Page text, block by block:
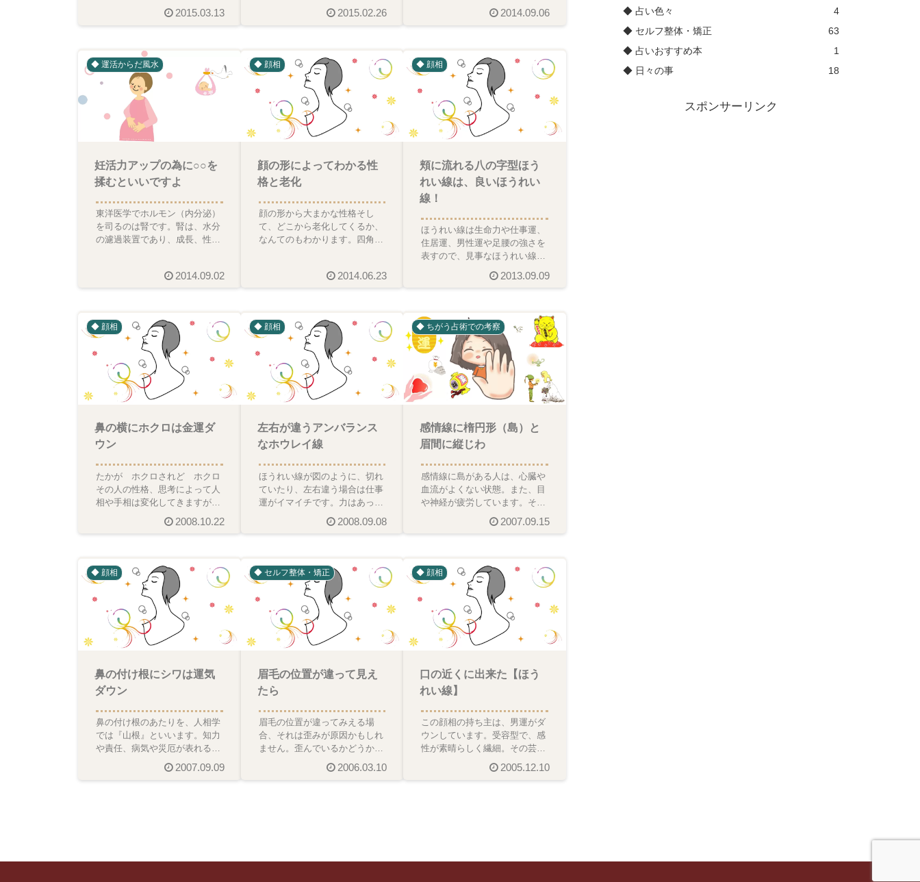
塚久美子社長が、記者会見をし
ていました。そのお顔を拝見し
2015.03.13
が現れます。命宮の色艶が良い
と、仕事運、恋愛運、金運
2015.02.26
すぎもせず、下に向かって広が
る八の字型が良相。金庫で
2014.09.06
◆ 運活からだ風水
妊活力アップの為に○○を
揉むといいですよ
東洋医学でホルモン（内分泌）
を司るのは腎です。腎は、水分
の濾過装置であり、成長、性機
2014.09.02
◆ 顔相
顔の形によってわかる性
格と老化
顔の形から大まかな性格そし
て、どこから老化してくるか、
なんてのもわかります。四角い
2014.06.23
◆ 顔相
頬に流れる八の字型ほう
れい線は、良いほうれい
線！
ほうれい線は生命力や仕事運、
住居運、男性運や足腰の強さを
表すので、見事なほうれい線は
大事にしたいもの。見事な良相
のほうれい線の一つは、頬
2013.09.09
◆ 顔相
鼻の横にホクロは金運ダ
ウン
たかが ホクロされど ホクロ
その人の性格、思考によって人
相や手相は変化してきますが、
ホクロも変化するのだなと、子
供の顔を見ていて改めて感
2008.10.22
◆ 顔相
左右が違うアンバランス
なホウレイ線
ほうれい線が図のように、切れ
ていたり、左右違う場合は仕事
運がイマイチです。力はあって
も、中々評価を受けられず、不
満が溜まりがちです。また
2008.09.08
◆ ちがう占術での考察
感情線に楕円形（島）と
眉間に縦じわ
感情線に島がある人は、心臓や
血流がよくない状態。また、目
や神経が疲労しています。そ
れ、プラス眉間に縦線が刻まれ
ていたら、血の流れや心臓に
2007.09.15
◆ 顔相
鼻の付け根にシワは運気
ダウン
鼻の付け根のあたりを、人相学
では『山根』といいます。知力
や責任、病気や災厄が表れる所
（ピンクの部分）ここに、傷や
シミ、シワがあると、４１
2007.09.09
◆ セルフ整体・矯正
眉毛の位置が違って見え
たら
眉毛の位置が違ってみえる場
合、それは歪みが原因かもしれ
ません。歪んでいるかどうかの
チェックは上記の赤い印を入れ
てる所に、指を当ててみて下
2006.03.10
◆ 顔相
口の近くに出来た【ほう
れい線】
この顔相の持ち主は、男運がダ
ウンしています。受容型で、感
性が素晴らしく繊細。その芸術
的才能を磨き高め、お仕事にし
ていくといいですよ。しか
2005.12.10
◆ 占い色々
4
◆ セルフ整体・矯正
63
◆ 占いおすすめ本
1
◆ 日々の事
18
スポンサーリンク